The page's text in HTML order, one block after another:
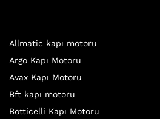
Allmatic kapı motoru
Argo Kapı Motoru
Avax Kapı Motoru
Bft kapı motoru
Botticelli Kapı Motoru